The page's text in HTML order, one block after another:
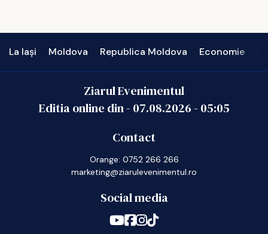
La Iași Moldova Republica Moldova Economie
Ziarul Evenimentul
Editia online din - 07.08.2026- 05:05
Contact
Orange: 0752 266 266
marketing@ziarulevenimentul.ro
Social media